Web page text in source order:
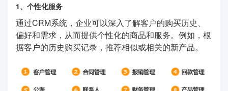
1、个性化服务
通过CRM系统，企业可以深入了解客户的购买历史、
偏好和需求，从而提供个性化的商品和服务。例如，根
据客户的历史购买记录，推荐相似或相关的新产品。